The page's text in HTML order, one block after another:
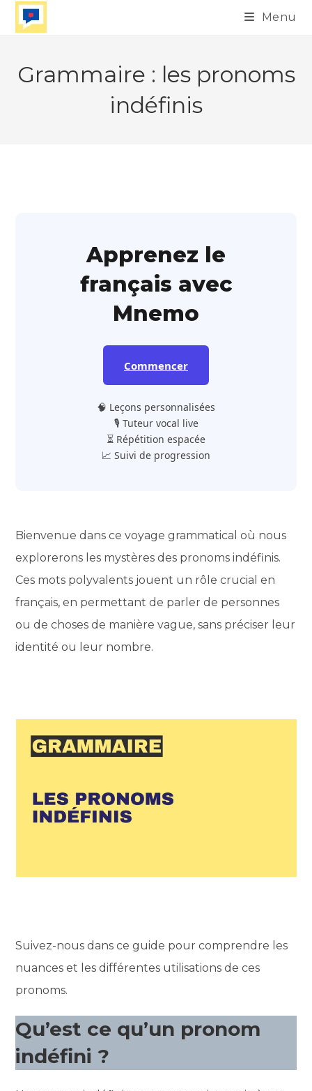
Skip
Menu
Grammaire : les pronoms
indéfinis
Apprenez le
français avec
Mnemo
Commencer
🧠 Leçons personnalisées
🎙️ Tuteur vocal live
⏳ Répétition espacée
📈 Suivi de progression
Bienvenue dans ce voyage grammatical où nous
explorerons les mystères des pronoms indéfinis.
Ces mots polyvalents jouent un rôle crucial en
français, en permettant de parler de personnes
ou de choses de manière vague, sans préciser leur
identité ou leur nombre.
Suivez-nous dans ce guide pour comprendre les
nuances et les différentes utilisations de ces
pronoms.
Qu’est ce qu’un pronom
indéfini ?